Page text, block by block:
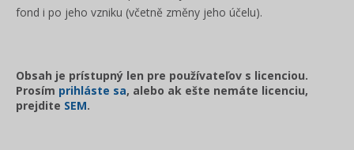
fond i po jeho vzniku (včetně změny jeho účelu).
Obsah je prístupný len pre používateľov s licenciou.
Prosím prihláste sa, alebo ak ešte nemáte licenciu,
prejdite SEM.